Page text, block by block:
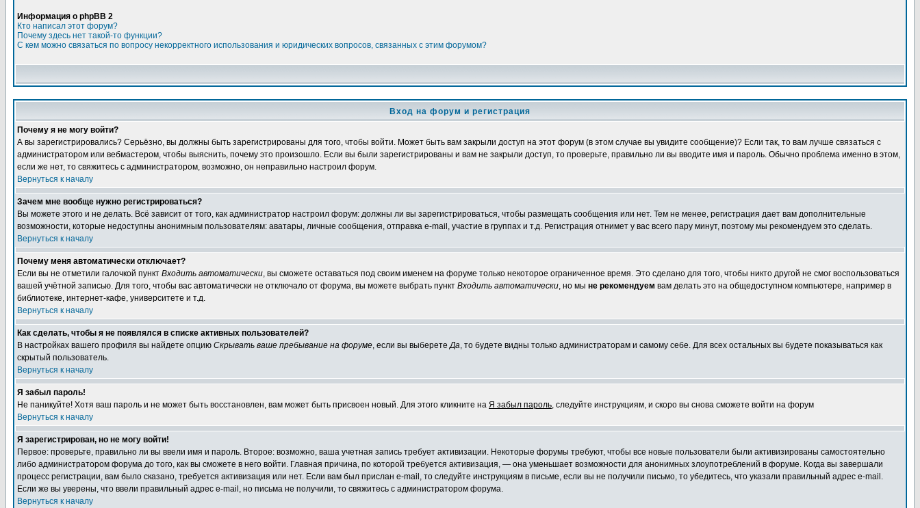
Информация о phpBB 2
Кто написал этот форум?
Почему здесь нет такой-то функции?
С кем можно связаться по вопросу некорректного использования и юридических вопросов, связанных с этим форумом?
Вход на форум и регистрация
Почему я не могу войти?
А вы зарегистрировались? Серьёзно, вы должны быть зарегистрированы для того, чтобы войти. Может быть вам закрыли доступ на этот форум (в этом случае вы увидите сообщение)? Если так, то вам лучше связаться с
администратором или вебмастером, чтобы выяснить, почему это произошло. Если вы были зарегистрированы и вам не закрыли доступ, то проверьте, правильно ли вы вводите имя и пароль. Обычно проблема именно в этом,
если же нет, то свяжитесь с администратором, возможно, он неправильно настроил форум.
Вернуться к началу
Зачем мне вообще нужно регистрироваться?
Вы можете этого и не делать. Всё зависит от того, как администратор настроил форум: должны ли вы зарегистрироваться, чтобы размещать сообщения или нет. Тем не менее, регистрация дает вам дополнительные
возможности, которые недоступны анонимным пользователям: аватары, личные сообщения, отправка e-mail, участие в группах и т.д. Регистрация отнимет у вас всего пару минут, поэтому мы рекомендуем это сделать.
Вернуться к началу
Почему меня автоматически отключает?
Если вы не отметили галочкой пункт Входить автоматически, вы сможете оставаться под своим именем на форуме только некоторое ограниченное время. Это сделано для того, чтобы никто другой не смог воспользоваться
вашей учётной записью. Для того, чтобы вас автоматически не отключало от форума, вы можете выбрать пункт Входить автоматически, но мы не рекомендуем вам делать это на общедоступном компьютере, например в
библиотеке, интернет-кафе, университете и т.д.
Вернуться к началу
Как сделать, чтобы я не появлялся в списке активных пользователей?
В настройках вашего профиля вы найдете опцию Скрывать ваше пребывание на форуме, если вы выберетеДа, то будете видны только администраторам и самому себе. Для всех остальных вы будете показываться как
скрытый пользователь.
Вернуться к началу
Я забыл пароль!
Не паникуйте! Хотя ваш пароль и не может быть восстановлен, вам может быть присвоен новый. Для этого кликните на Я забыл пароль, следуйте инструкциям, и скоро вы снова сможете войти на форум
Вернуться к началу
Я зарегистрирован, но не могу войти!
Первое: проверьте, правильно ли вы ввели имя и пароль. Второе: возможно, ваша учетная запись требует активизации. Некоторые форумы требуют, чтобы все новые пользователи были активизированы самостоятельно
либо администратором форума до того, как вы сможете в него войти. Главная причина, по которой требуется активизация, — она уменьшает возможности для анонимных злоупотреблений в форуме. Когда вы завершали
процесс регистрации, вам было сказано, требуется активизация или нет. Если вам был прислан e-mail, то следуйте инструкциям в письме, если вы не получили письмо, то убедитесь, что указали правильный адрес e-mail.
Если же вы уверены, что ввели правильный адрес e-mail, но письма не получили, то свяжитесь с администратором форума.
Вернуться к началу